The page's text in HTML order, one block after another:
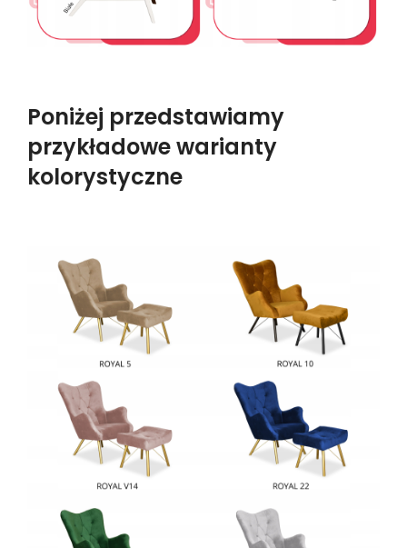
Poniżej przedstawiamy
przykładowe warianty
kolorystyczne